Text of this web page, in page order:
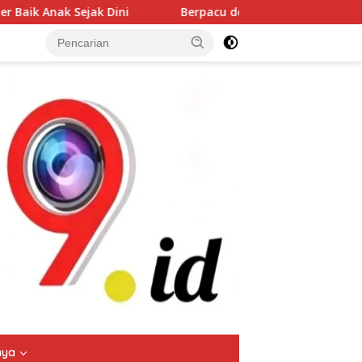
Berpacu dengan Waktu! Satgas dan Warga Kebut